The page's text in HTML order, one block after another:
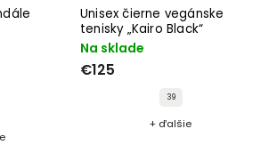
Unisex čierne vegánske
tenisky „Kairo Black“
Na sklade
€125
39
+ ďalšie